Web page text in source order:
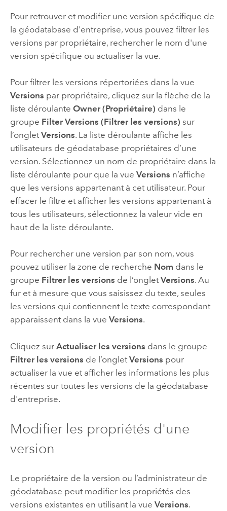
Pour retrouver et modifier une version spécifique de
la géodatabase d'entreprise, vous pouvez filtrer les
versions par propriétaire, rechercher le nom d'une
version spécifique ou actualiser la vue.
Pour filtrer les versions répertoriées dans la vue
Versions par propriétaire, cliquez sur la flèche de la
liste déroulante Owner (Propriétaire) dans le
groupe Filter Versions (Filtrer les versions) sur
l’onglet Versions. La liste déroulante affiche les
utilisateurs de géodatabase propriétaires d’une
version. Sélectionnez un nom de propriétaire dans la
liste déroulante pour que la vue Versions n’affiche
que les versions appartenant à cet utilisateur. Pour
effacer le filtre et afficher les versions appartenant à
tous les utilisateurs, sélectionnez la valeur vide en
haut de la liste déroulante.
Pour rechercher une version par son nom, vous
pouvez utiliser la zone de recherche Nom dans le
groupe Filtrer les versions de l’onglet Versions. Au
fur et à mesure que vous saisissez du texte, seules
les versions qui contiennent le texte correspondant
apparaissent dans la vue Versions.
Cliquez sur Actualiser les versions dans le groupe
Filtrer les versions de l’onglet Versions pour
actualiser la vue et afficher les informations les plus
récentes sur toutes les versions de la géodatabase
d'entreprise.
Modifier les propriétés d'une
version
Le propriétaire de la version ou l’administrateur de
géodatabase peut modifier les propriétés des
versions existantes en utilisant la vue Versions.